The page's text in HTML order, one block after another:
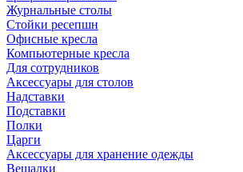
Журнальные столы
Стойки ресепшн
Офисные кресла
Компьютерные кресла
Для сотрудников
Аксессуары для столов
Надставки
Подставки
Полки
Царги
Аксессуары для хранение одежды
Вешалки